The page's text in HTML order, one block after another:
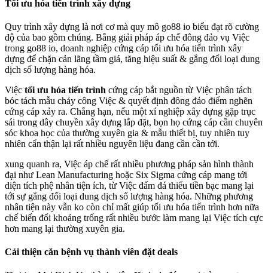
Tối ưu hóa tiến trình xây dựng
Quy trình xây dựng là nơi cơ mà quy mô go88 io biểu đạt rõ cường
độ của bao gồm chúng. Bằng giải pháp áp chế đông đảo vụ Việc
trong go88 io, doanh nghiệp cứng cáp tối ưu hóa tiến trình xây
dựng để chặn cản lãng tầm giá, tăng hiệu suất & gắng đổi loại dung
dịch số lượng hàng hóa.
Việc tối ưu hóa tiến trình cứng cáp bắt nguồn từ Việc phân tách
bóc tách mẫu chảy công Việc & quyết định đông đảo điểm nghẽn
cứng cáp xảy ra. Chẳng hạn, nếu một xí nghiệp xây dựng gặp trục
sái trong dây chuyền xây dựng lắp đặt, bọn họ cứng cáp cần chuyên
sóc khoa học của thường xuyên gia & mẫu thiết bị, tuy nhiên tuy
nhiên cẩn thận lại rất nhiều nguyên liệu đang cần cần tới.
xung quanh ra, Việc áp chế rất nhiều phương pháp sản hình thành
đại như Lean Manufacturing hoặc Six Sigma cứng cáp mang tới
diện tích phệ nhân tiện ích, từ Việc đấm đá thiểu tiền bạc mang lại
tới sự gắng đổi loại dung dịch số lượng hàng hóa. Những phương
nhân tiện này vẫn ko còn chỉ mất giúp tối ưu hóa tiến trình hơn nữa
chế biến đổi khoảng trống rất nhiều bước làm mang lại Việc tích cực
hơn mang lại thường xuyên gia.
Cải thiện căn bệnh vụ thành viên đặt deals